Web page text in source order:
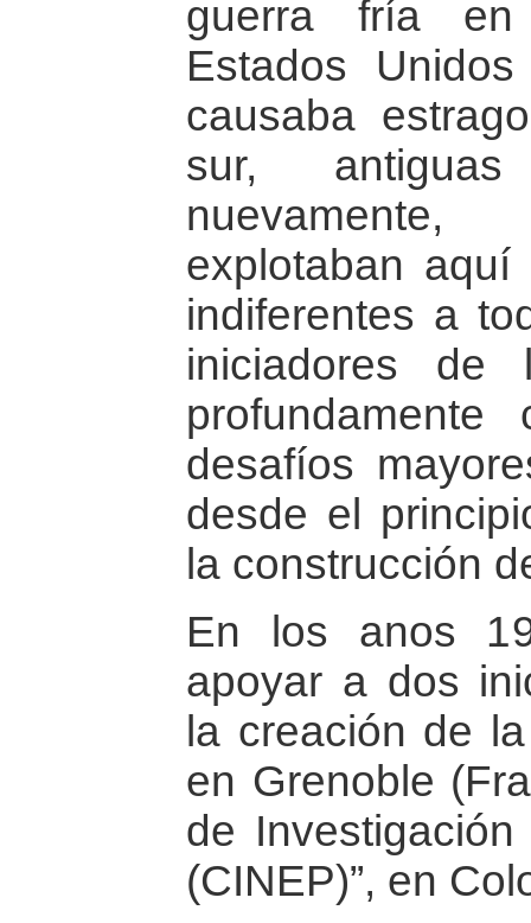
guerra fría en
Estados
causaba
sur,
nuevamente,
explotaban
indiferentes a
iniciadores
desafíos
desde el
la construcción
En los anos
apoyar a dos
la creación de
en Grenoble
de
(CINEP)”, en